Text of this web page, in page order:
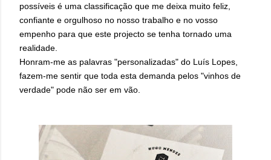
possíveis é uma classificação que me deixa muito feliz,
confiante e orgulhoso no nosso trabalho e no vosso
empenho para que este projecto se tenha tornado uma
realidade.
Honram-me as palavras "personalizadas" do Luís Lopes,
fazem-me sentir que toda esta demanda pelos "vinhos de
verdade" pode não ser em vão.